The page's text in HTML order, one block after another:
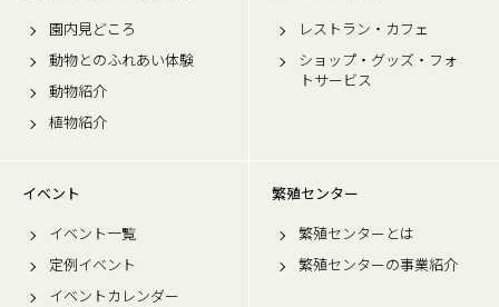
園内見どころ
動物とのふれあい体験
動物紹介
植物紹介
レストラン・カフェ
ショップ・グッズ・フォ
トサービス
イベント
イベント一覧
定例イベント
イベントカレンダー
繁殖センター
繁殖センターとは
繁殖センターの事業紹介